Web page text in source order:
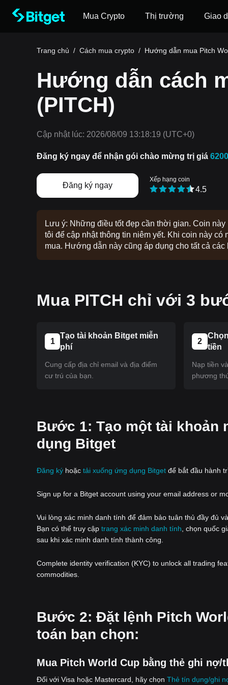
Mua Crypto Thị trường Giao
Trang chủ / Cách mua crypto / Hướng dẫn mua Pitch
Hướng dẫn cách
(PITCH)
Cập nhật lúc: 2026/08/09 13:18:19 (UTC+0)
Đăng ký ngay để nhận gói chào mừng trị giá
Đăng ký ngay
Xếp hạng coin
4.5
Lưu ý: Những điều tốt đẹp cần thời gian. Coin
tôi để cập nhật thông tin niêm yết. Khi coin này
mua. Hướng dẫn này cũng áp dụng cho tất cả
Mua PITCH chỉ với 3
1
Tạo tài khoản Bitget miễn
phí
Cung cấp địa chỉ email và địa điểm
cư trú của bạn.
2
tiền
Nạp tiền
phương
‌Bước 1: Tạo một tài khoản
dụng Bitget
Đăng ký hoặc tải xuống ứng dụng Bitget để bắt đầu hành
Sign up for a Bitget account using your email address or
Vui lòng xác minh danh tính để đảm bảo tuân thủ đầy đủ
Bạn có thể truy cập trang xác minh danh tính , chọn quốc
sau khi xác minh danh tính thành công.
Complete identity verification (KYC) to unlock all trading
commodities.
‌Bước 2: Đặt lệnh Pitch
toán bạn chọn:
Mua Pitch World Cup bằng thẻ ghi nợ/
Đối với Visa hoặc Mastercard, hãy chọn Thẻ tín dụng/ghi